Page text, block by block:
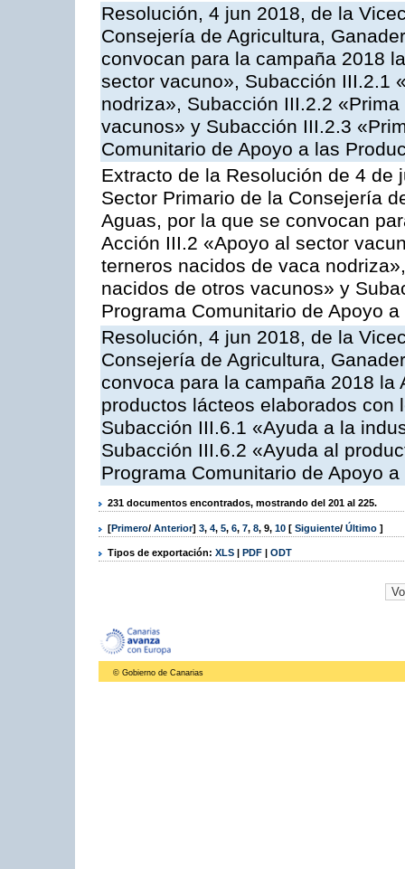
Resolución, 4 jun 2018, de la
Consejería de Agricultura,
convocan para la campaña 2018
sector vacuno», Subacción III.2.1
nodriza», Subacción III.2.2
vacunos» y Subacción III.2.3
Comunitario de Apoyo a las
Extracto de la Resolución de 4
Sector Primario de la Consejería
Aguas, por la que se convocan
Acción III.2 «Apoyo al sector
terneros nacidos de vaca
nacidos de otros vacunos» y
Programa Comunitario de Apoyo
Resolución, 4 jun 2018, de la
Consejería de Agricultura,
convoca para la campaña 2018
productos lácteos elaborados
Subacción III.6.1 «Ayuda a la
Subacción III.6.2 «Ayuda al
Programa Comunitario de Apoyo
231 documentos encontrados, mostrando del 201 al 225.
[Primero/ Anterior] 3, 4, 5, 6, 7, 8, 9, 10 [ Siguiente/ Último ]
Tipos de exportación: XLS | PDF | ODT
© Gobierno de Canarias